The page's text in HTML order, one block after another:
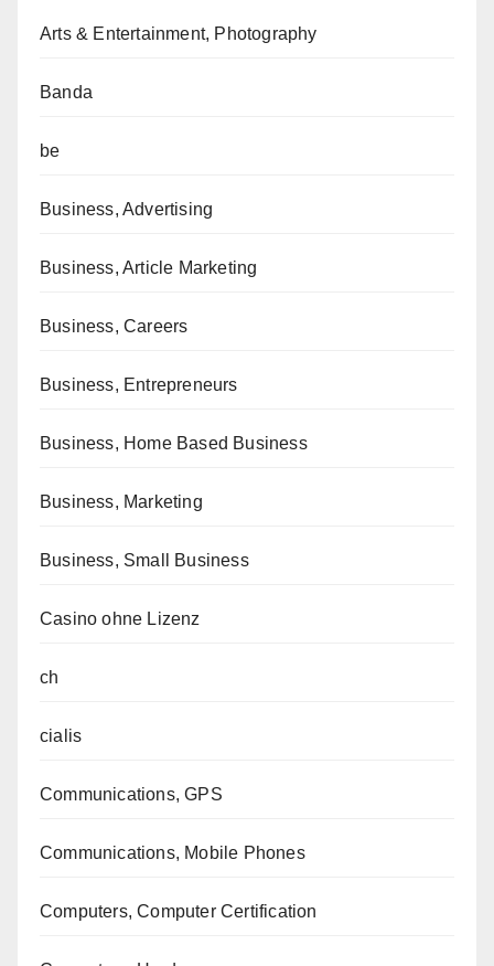
Arts & Entertainment, Photography
Banda
be
Business, Advertising
Business, Article Marketing
Business, Careers
Business, Entrepreneurs
Business, Home Based Business
Business, Marketing
Business, Small Business
Casino ohne Lizenz
ch
cialis
Communications, GPS
Communications, Mobile Phones
Computers, Computer Certification